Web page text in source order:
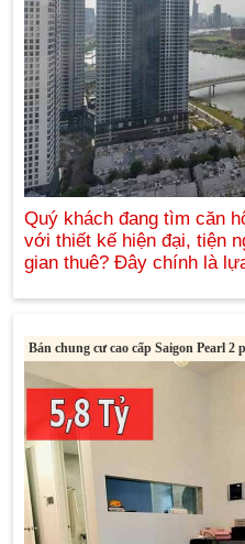
Bán chung cư cao cấp Saigon Pearl